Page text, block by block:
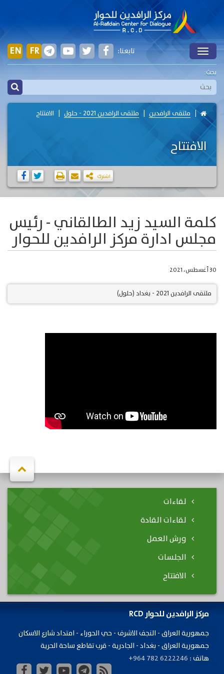
Toggle
EN FR تابعنا:
بحث:
ملتقى الرافدين ملتقى الرافدين 2021 - حلول الافتتاح
الافتتاح
اشترك
كلمة السيد زيد الطالقاني - رئيس
مجلس ادارة مركز الرافدين للحوار
30 أغسطس، 2021
ملتقى الرافدين 2021 - بغداد (حلول)
لقاءات
لقاءات القادة
ورش العمل
الجلسات
الافتتاح
مركز الرافدين للحوار RCD
جمهورية ​العراق - النجف الاشرف - حي الحوراء - امتداد شارع الاسكان
جمهورية العراق - بغداد - الجادرية - قرب تقاطع ساحة الحرية
هاتف : +964 782 6222246